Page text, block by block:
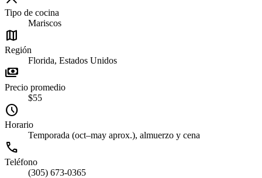
Tipo de cocina
Mariscos
map
Región
Florida, Estados Unidos
payments
Precio promedio
$55
schedule
Horario
Temporada (oct–may aprox.), almuerzo y cena
call
Teléfono
(305) 673-0365